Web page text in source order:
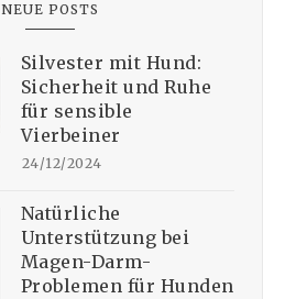
NEUE POSTS
Silvester mit Hund:
Sicherheit und Ruhe
für sensible
Vierbeiner
24/12/2024
Natürliche
Unterstützung bei
Magen-Darm-
Problemen für Hunden